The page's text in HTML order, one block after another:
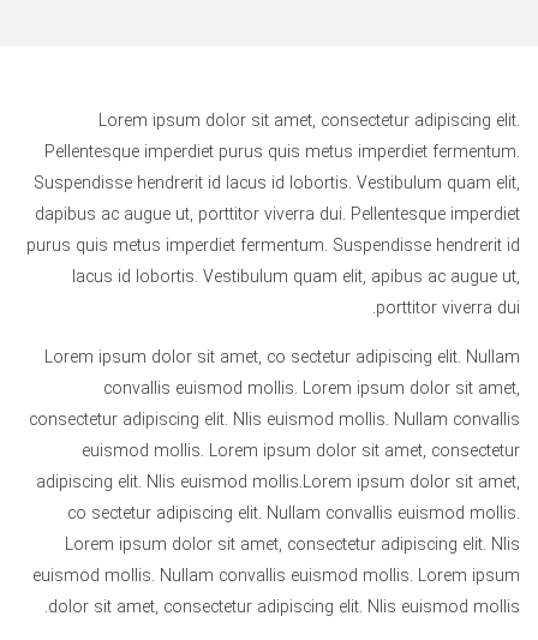
Lorem ipsum dolor sit amet, consectetur adipiscing elit.
Pellentesque imperdiet purus quis metus imperdiet fermentum.
Suspendisse hendrerit id lacus id lobortis. Vestibulum quam elit,
dapibus ac augue ut, porttitor viverra dui. Pellentesque imperdiet
purus quis metus imperdiet fermentum. Suspendisse hendrerit id
lacus id lobortis. Vestibulum quam elit, apibus ac augue ut,
porttitor viverra dui.
Lorem ipsum dolor sit amet, co sectetur adipiscing elit. Nullam
convallis euismod mollis. Lorem ipsum dolor sit amet,
consectetur adipiscing elit. Nlis euismod mollis. Nullam convallis
euismod mollis. Lorem ipsum dolor sit amet, consectetur
adipiscing elit. Nlis euismod mollis.Lorem ipsum dolor sit amet,
co sectetur adipiscing elit. Nullam convallis euismod mollis.
Lorem ipsum dolor sit amet, consectetur adipiscing elit. Nlis
euismod mollis. Nullam convallis euismod mollis. Lorem ipsum
dolor sit amet, consectetur adipiscing elit. Nlis euismod mollis.